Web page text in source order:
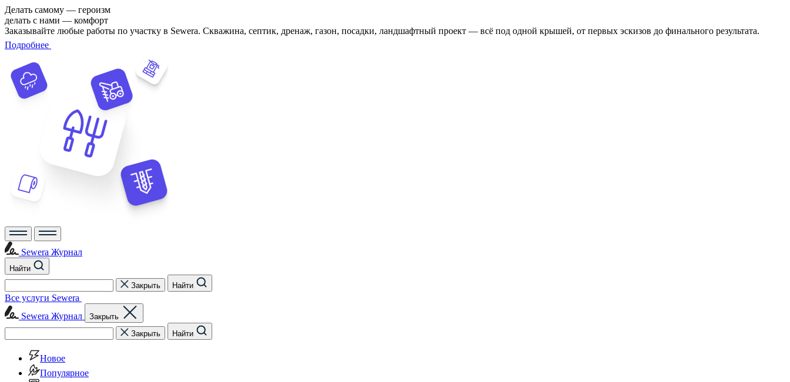
Делать самому — героизм
делать с нами — комфорт
Заказывайте любые работы по участку в Sewera. Скважина, септик, дренаж, газон, посадки, ландшафтный проект — всё под одной крышей, от первых эскизов до финального результата.
Подробнее
Sewera Журнал
Найти
Закрыть
Найти
Все услуги Sewera
Sewera Журнал
Закрыть
Закрыть
Найти
Новое
Популярное